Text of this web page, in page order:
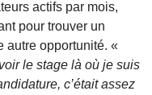
actifs par mois,
pour trouver un
autre opportunité. «
le stage là où je suis
c’était assez